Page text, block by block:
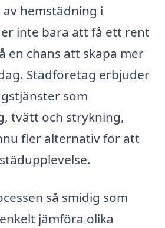
hemstädning i
inte bara att få ett rent
en chans att skapa mer
Städföretag erbjuder
som
tvätt och strykning,
fler alternativ för att
så smidig som
jämföra olika